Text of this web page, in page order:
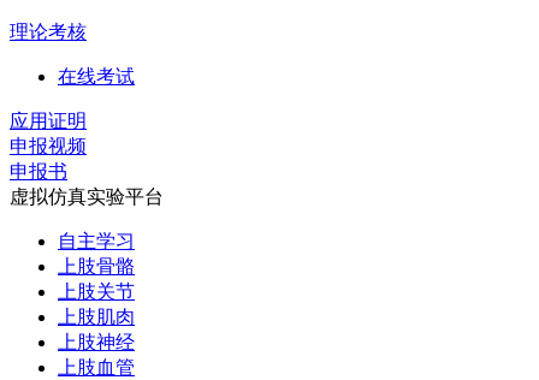
理论考核
在线考试
应用证明
申报视频
申报书
虚拟仿真实验平台
自主学习
上肢骨骼
上肢关节
上肢肌肉
上肢神经
上肢血管